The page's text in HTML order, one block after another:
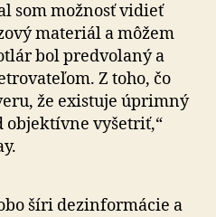
som možnosť vidieť
materiál a môžem
bol predvolaný a
Z toho, čo
že existuje úprimný
objektívne vyšetriť,“
šíri dezinformácie a